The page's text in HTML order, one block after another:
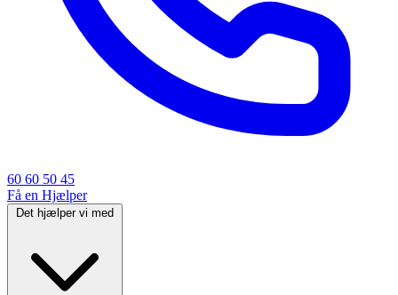
60 60 50 45
Få en Hjælper
Det hjælper vi med